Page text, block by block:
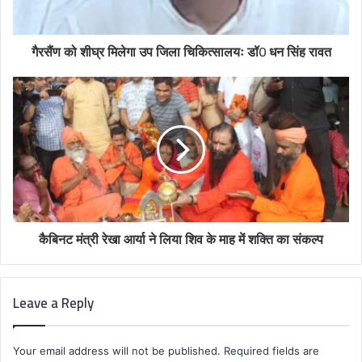
गैरसैंण को शीघ्र मिलेगा उप जिला चिकित्सालयः डॉ0 धन सिंह रावत
कैबिनट मंत्री रेखा आर्या ने लिया शिव के माह में शक्ति का संकल्प
Leave a Reply
Your email address will not be published. Required fields are